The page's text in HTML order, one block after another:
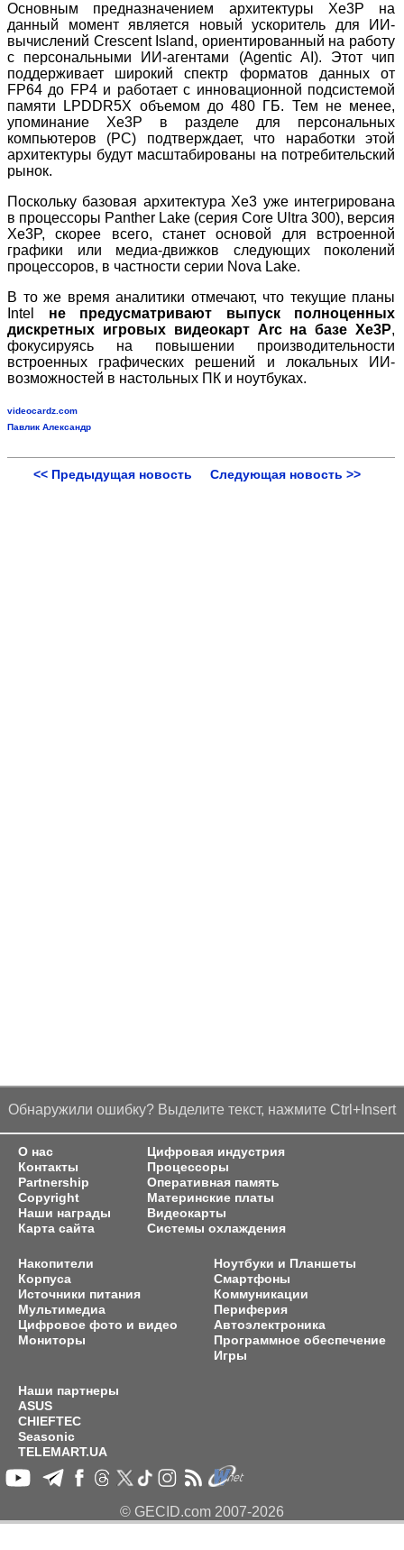
Основным предназначением архитектуры Xe3P на
данный момент является новый ускоритель для ИИ-
вычислений Crescent Island, ориентированный на работу
с персональными ИИ-агентами (Agentic AI). Этот чип
поддерживает широкий спектр форматов данных от
FP64 до FP4 и работает с инновационной подсистемой
памяти LPDDR5X объемом до 480 ГБ. Тем не менее,
упоминание Xe3P в разделе для персональных
компьютеров (PC) подтверждает, что наработки этой
архитектуры будут масштабированы на потребительский
рынок.
Поскольку базовая архитектура Xe3 уже интегрирована
в процессоры Panther Lake (серия Core Ultra 300), версия
Xe3P, скорее всего, станет основой для встроенной
графики или медиа-движков следующих поколений
процессоров, в частности серии Nova Lake.
В то же время аналитики отмечают, что текущие планы
Intel не предусматривают выпуск полноценных
дискретных игровых видеокарт Arc на базе Xe3P,
фокусируясь на повышении производительности
встроенных графических решений и локальных ИИ-
возможностей в настольных ПК и ноутбуках.
videocardz.com
Павлик Александр
<< Предыдущая новость Следующая новость >>
Обнаружили ошибку? Выделите текст, нажмите Ctrl+Insert
О нас
Контакты
Partnership
Copyright
Наши награды
Карта сайта
Цифровая индустрия
Процессоры
Оперативная память
Материнские платы
Видеокарты
Системы охлаждения
Накопители
Корпуса
Источники питания
Мультимедиа
Цифровое фото и видео
Мониторы
Ноутбуки и Планшеты
Смартфоны
Коммуникации
Периферия
Автоэлектроника
Программное обеспечение
Игры
Наши партнеры
ASUS
CHIEFTEC
Seasonic
TELEMART.UA
© GECID.com 2007-2026